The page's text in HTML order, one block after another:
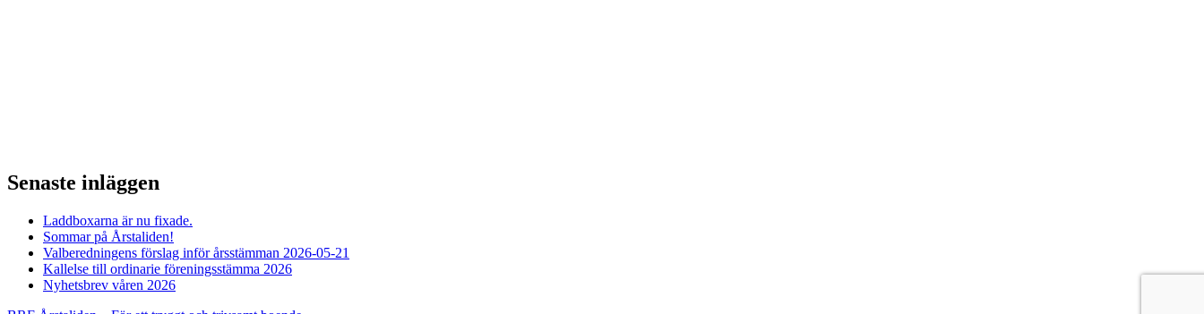
Senaste inläggen
Laddboxarna är nu fixade.
Sommar på Årstaliden!
Valberedningens förslag inför årsstämman 2026-05-21
Kallelse till ordinarie föreningsstämma 2026
Nyhetsbrev våren 2026